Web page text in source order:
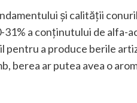
și calității
a conținutului de alfa-
pentru a produce berile
berea ar putea avea o